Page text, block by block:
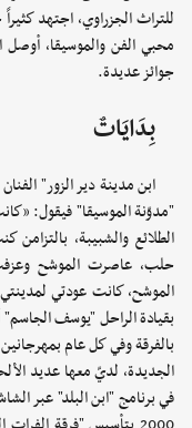
للتراث الجزراوي، اجتهد
محبي الفن والموسيقا، أوصل
جوائز عديدة.
بِدَايَاتٌ
ابن مدينة دير الزور"
"مدوّنة الموسيقا" فيقول:
الطلائع والشبيبة،
حلب، عاصرت الموشح
بقيادة الراحل "يوسف
بالفرقة وفي كل عام
الجديدة، لديّ معها عديد
في برنامج "ابن البلد" عبر